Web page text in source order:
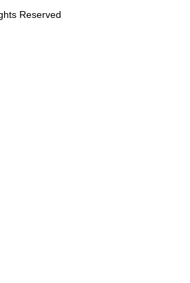
Reserved